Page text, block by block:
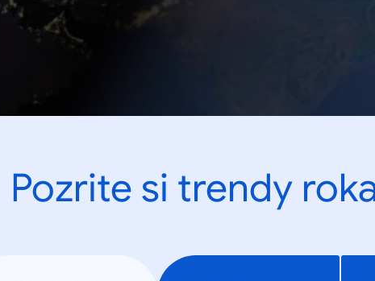
Pozrite si trendy